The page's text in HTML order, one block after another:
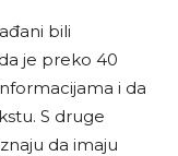
bili
je preko 40
i da
S druge
da imaju